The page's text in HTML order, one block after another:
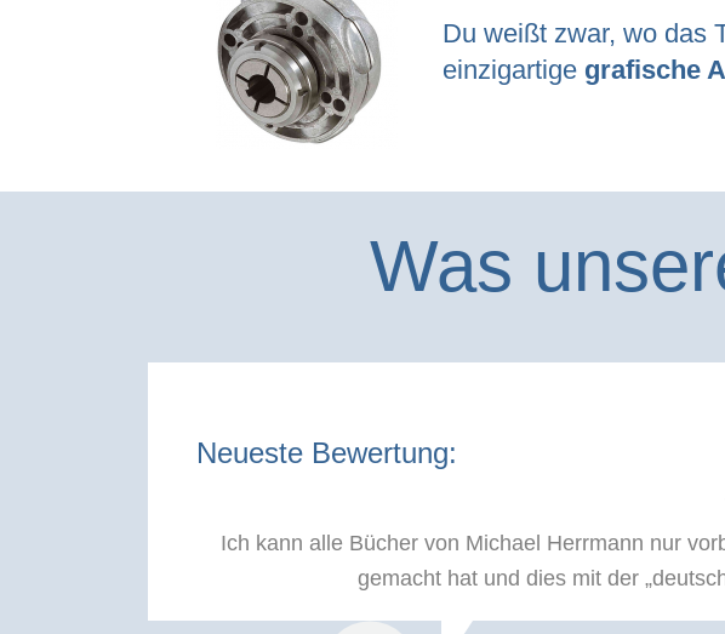
Du weißt zwar, wo das
einzigartige grafische
Was
Neueste Bewertung:
Ich kann alle Bücher von Michael Herrmann nur
gemacht hat und dies mit der